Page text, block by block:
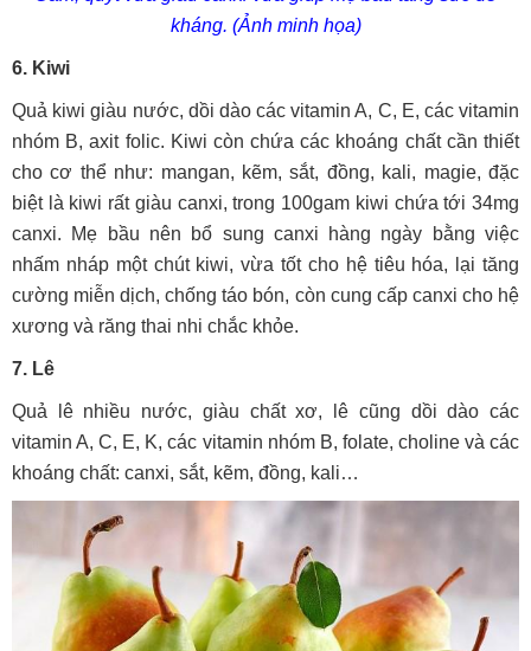
kháng. (Ảnh minh họa)
6. Kiwi
Quả kiwi giàu nước, dồi dào các vitamin A, C, E, các vitamin
nhóm B, axit folic. Kiwi còn chứa các khoáng chất cần thiết
cho cơ thể như: mangan, kẽm, sắt, đồng, kali, magie, đặc
biệt là kiwi rất giàu canxi, trong 100gam kiwi chứa tới 34mg
canxi. Mẹ bầu nên bổ sung canxi hàng ngày bằng việc
nhấm nháp một chút kiwi, vừa tốt cho hệ tiêu hóa, lại tăng
cường miễn dịch, chống táo bón, còn cung cấp canxi cho hệ
xương và răng thai nhi chắc khỏe.
7. Lê
Quả lê nhiều nước, giàu chất xơ, lê cũng dồi dào các
vitamin A, C, E, K, các vitamin nhóm B, folate, choline và các
khoáng chất: canxi, sắt, kẽm, đồng, kali…